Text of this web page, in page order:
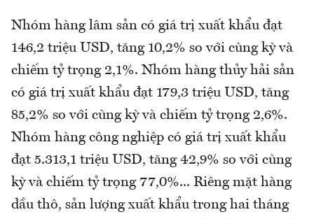
Nhóm hàng lâm sản có giá trị xuất khẩu đạt
146,2 triệu USD, tăng 10,2% so với cùng kỳ và
chiếm tỷ trọng 2,1%. Nhóm hàng thủy hải sản
có giá trị xuất khẩu đạt 179,3 triệu USD, tăng
85,2% so với cùng kỳ và chiếm tỷ trọng 2,6%.
Nhóm hàng công nghiệp có giá trị xuất khẩu
đạt 5.313,1 triệu USD, tăng 42,9% so với cùng
kỳ và chiếm tỷ trọng 77,0%... Riêng mặt hàng
dầu thô, sản lượng xuất khẩu trong hai tháng